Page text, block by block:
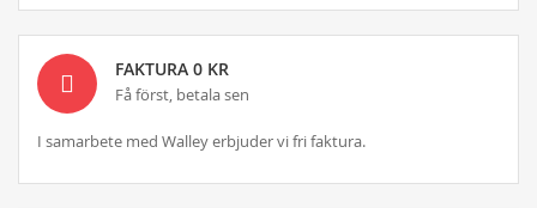
FAKTURA 0 KR
Få först, betala sen
I samarbete med Walley erbjuder vi fri faktura.